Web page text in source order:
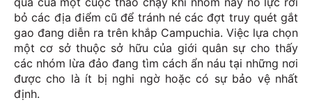
bỏ các địa điểm cũ để tránh né các đợt truy quét gắt
gao đang diễn ra trên khắp Campuchia. Việc lựa chọn
một cơ sở thuộc sở hữu của giới quân sự cho thấy
các nhóm lừa đảo đang tìm cách ẩn náu tại những nơi
được cho là ít bị nghi ngờ hoặc có sự bảo vệ nhất
định.